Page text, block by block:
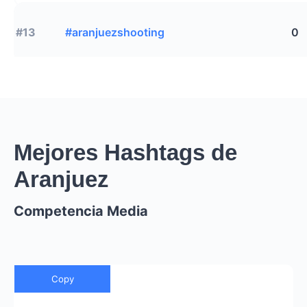
#13 #aranjuezshooting 0
Mejores Hashtags de
Aranjuez
Competencia Media
Copy